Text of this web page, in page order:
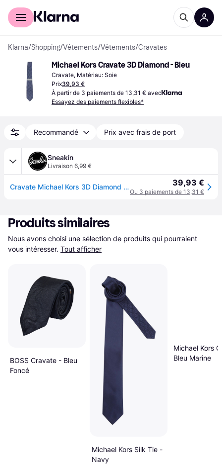
Acheter avec Klarna
Klarna/Shopping/Vêtements/Vêtements/Cravates
Michael Kors Cravate 3D Diamond - Bleu
Cravate, Matériau: Soie
Prix39,93 €
À partir de 3 paiements de 13,31 € avec
Essayez des paiements flexibles*
Recommandé Prix avec frais de port
Sneakin
Livraison 6,99 €
Cravate Michael Kors 3D Diamond - Bleu 39,93 €
Ou 3 paiements de 13,31 €
Produits similaires
Nous avons choisi une sélection de produits qui pourraient
vous intéresser. Tout afficher
BOSS Cravate - Bleu
Foncé
Michael Kors Silk Tie -
Navy
Michael Kors
Bleu Marine